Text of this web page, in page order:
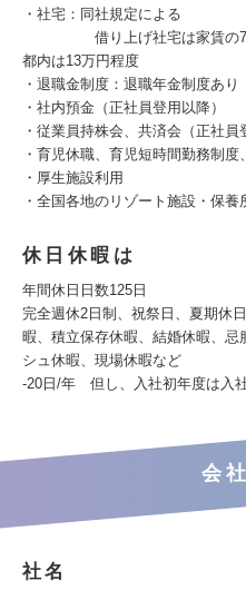
・社宅：同社規定による
借り上げ社宅は家賃の7割
都内は13万円程度
・退職金制度：退職年金制度あり
・社内預金（正社員登用以降）
・従業員持株会、共済会（正社員
・育児休職、育児短時間勤務制度
・厚生施設利用
・全国各地のリゾート施設・保
休日休暇は
年間休日日数125日
完全週休2日制、祝祭日、夏期休
暇、積立保存休暇、結婚休暇、忌
シュ休暇、現場休暇など
‐20日/年 但し、入社初年度は入
会
社名